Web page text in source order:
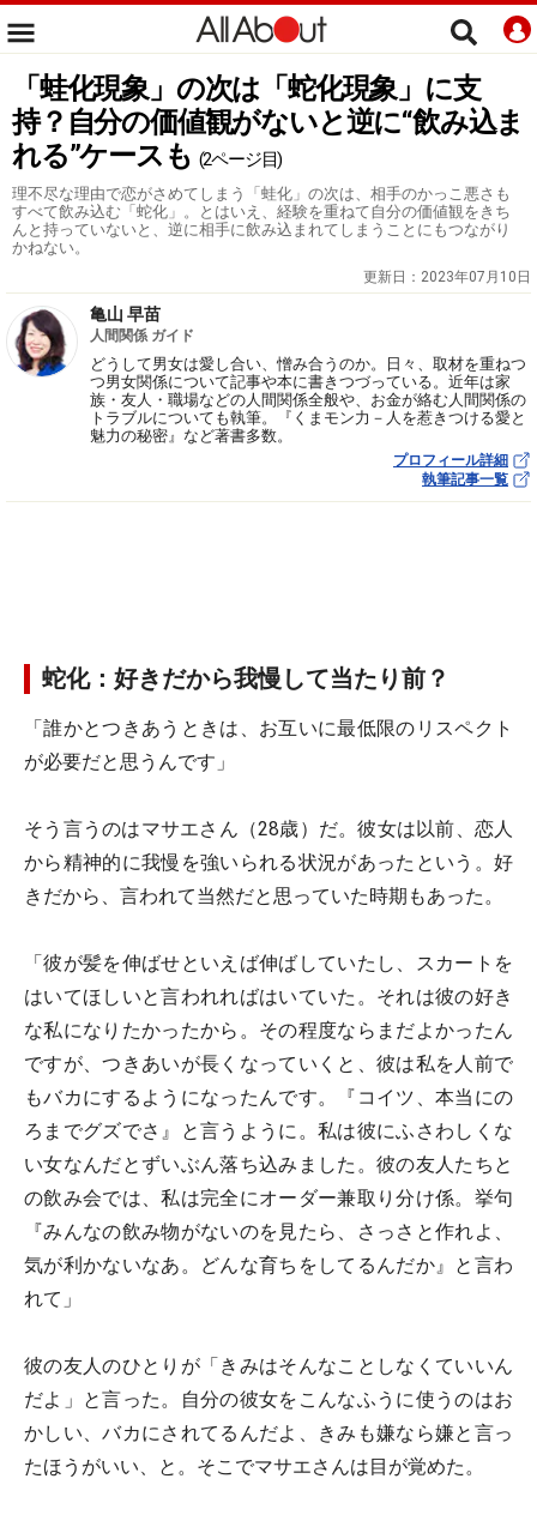
「蛙化現象」の次は「蛇化現象」に支
持？自分の価値観がないと逆に“飲み込ま
れる”ケースも (2ページ目)
理不尽な理由で恋がさめてしまう「蛙化」の次は、相手のかっこ悪さも
すべて飲み込む「蛇化」。とはいえ、経験を重ねて自分の価値観をきち
んと持っていないと、逆に相手に飲み込まれてしまうことにもつながり
かねない。
更新日： 2023年07月10日
亀山 早苗
人間関係 ガイド
どうして男女は愛し合い、憎み合うのか。日々、取材を重ねつ
つ男女関係について記事や本に書きつづっている。近年は家
族・友人・職場などの人間関係全般や、お金が絡む人間関係の
トラブルについても執筆。『くまモン力－人を惹きつける愛と
魅力の秘密』など著書多数。
プロフィール詳細
執筆記事一覧
蛇化：好きだから我慢して当たり前？
「誰かとつきあうときは、お互いに最低限のリスペクト
が必要だと思うんです」
そう言うのはマサエさん（28歳）だ。彼女は以前、恋人
から精神的に我慢を強いられる状況があったという。好
きだから、言われて当然だと思っていた時期もあった。
「彼が髪を伸ばせといえば伸ばしていたし、スカートを
はいてほしいと言われればはいていた。それは彼の好き
な私になりたかったから。その程度ならまだよかったん
ですが、つきあいが長くなっていくと、彼は私を人前で
もバカにするようになったんです。『コイツ、本当にの
ろまでグズでさ』と言うように。私は彼にふさわしくな
い女なんだとずいぶん落ち込みました。彼の友人たちと
の飲み会では、私は完全にオーダー兼取り分け係。挙句
『みんなの飲み物がないのを見たら、さっさと作れよ、
気が利かないなあ。どんな育ちをしてるんだか』と言わ
れて」
彼の友人のひとりが「きみはそんなことしなくていいん
だよ」と言った。自分の彼女をこんなふうに使うのはお
かしい、バカにされてるんだよ、きみも嫌なら嫌と言っ
たほうがいい、と。そこでマサエさんは目が覚めた。